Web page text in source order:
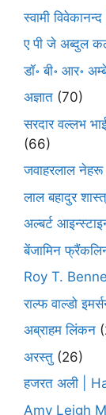
स्वामी
ए पी जे अब्दुल
डॉ॰ बी॰ आर॰
अज्ञात (70)
सरदार वल्लभ
(66)
जवाहरलाल नेहरू
लाल बहादुर
अल्बर्ट
बेंजामिन
Roy T.
राल्फ वाल्डो
अब्राहम लिंकन
अरस्तु (26)
हजरत अली |
Amy Leigh